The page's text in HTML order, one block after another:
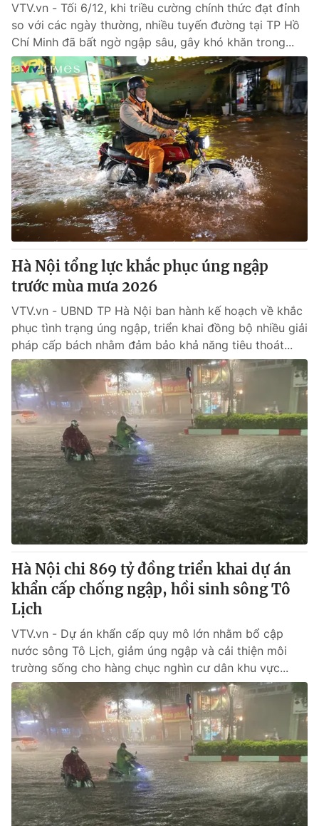
Photo Infographic
Video Shorts video
VTV Money VTV Thể thao
VTV Sức khoẻ Bất động sản
Thị trường 24h Tấm lòng Việt
VTV4 Vươn mình bằng AI
VTV9 VTV8
Liên hệ tòa soạn English
THỜI BÁO VTV
Theo dõi báo trên
Cơ quan chủ quản:Đài Truyền hình Việt Nam
Cơ quan báo chí:Thời báo VTV
Giấy phép hoạt động báo in và báo điện tử số 483/GP-BTTTT
cấp ngày 29/12/2023
Tổng Biên tập:Vũ Thanh Thủy
Phó Tổng Biên tập:Nguyễn Thị Mỹ Hạnh, Phạm Quốc Thắng,
Nguyễn Trọng Ninh
Tổng đài VTV:
Ðiện thoại Thời báo VTV:
024.66 897 897
Email: toasoan@vtv.vn
Liên hệ quảng cáo: 024-7300.7108
VTV.vn - Tối 6/12, khi triều cường chính thức đạt đỉnh
so với các ngày thường, nhiều tuyến đường tại TP Hồ
Chí Minh đã bất ngờ ngập sâu, gây khó khăn trong...
Hà Nội tổng lực khắc phục úng ngập
trước mùa mưa 2026
VTV.vn - UBND TP Hà Nội ban hành kế hoạch về khắc
phục tình trạng úng ngập, triển khai đồng bộ nhiều giải
pháp cấp bách nhằm đảm bảo khả năng tiêu thoát...
Hà Nội chi 869 tỷ đồng triển khai dự án
khẩn cấp chống ngập, hồi sinh sông Tô
Lịch
VTV.vn - Dự án khẩn cấp quy mô lớn nhằm bổ cập
nước sông Tô Lịch, giảm úng ngập và cải thiện môi
trường sống cho hàng chục nghìn cư dân khu vực...